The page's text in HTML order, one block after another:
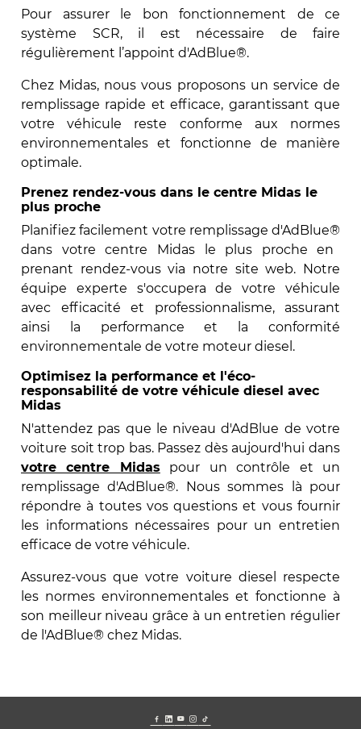
Pour assurer le bon fonctionnement de ce
système SCR, il est nécessaire de faire
régulièrement l’appoint d'AdBlue®.
Chez Midas, nous vous proposons un service de
remplissage rapide et efficace, garantissant que
votre véhicule reste conforme aux normes
environnementales et fonctionne de manière
optimale.
Prenez rendez-vous dans le centre Midas le
plus proche
Planifiez facilement votre remplissage d'AdBlue®
dans votre centre Midas le plus proche en
prenant rendez-vous via notre site web. Notre
équipe experte s'occupera de votre véhicule
avec efficacité et professionnalisme, assurant
ainsi la performance et la conformité
environnementale de votre moteur diesel.
Optimisez la performance et l'éco-
responsabilité de votre véhicule diesel avec
Midas
N'attendez pas que le niveau d'AdBlue de votre
voiture soit trop bas. Passez dès aujourd'hui dans
votre centre Midas pour un contrôle et un
remplissage d'AdBlue®. Nous sommes là pour
répondre à toutes vos questions et vous fournir
les informations nécessaires pour un entretien
efficace de votre véhicule.
Assurez-vous que votre voiture diesel respecte
les normes environnementales et fonctionne à
son meilleur niveau grâce à un entretien régulier
de l'AdBlue® chez Midas.